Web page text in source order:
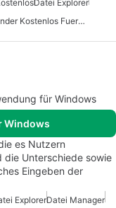
Datei Explorer
Doppelte Datei Finder Kostenlos Fuer Windows
für Windows
Windows
es Nutzern
Unterschiede sowie
Eingeben der
ExplorerDatei Manager